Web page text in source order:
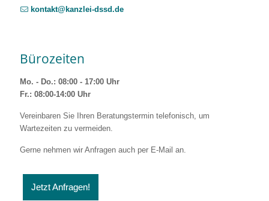
kontakt@kanzlei-dssd.de
Bürozeiten
Mo. - Do.: 08:00 - 17:00 Uhr
Fr.: 08:00-14:00 Uhr
Vereinbaren Sie Ihren Beratungstermin telefonisch, um
Wartezeiten zu vermeiden.
Gerne nehmen wir Anfragen auch per E-Mail an.
Jetzt Anfragen!